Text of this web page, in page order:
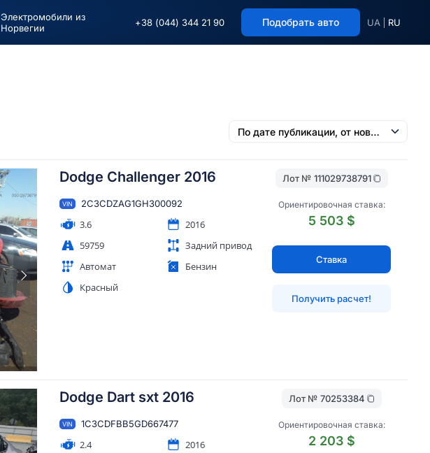
Электромобили из
Норвегии
+38 (044) 344 21 90 Подобрать авто UA RU
Dodge Challenger 2016
VIN 2C3CDZAG1GH300092
3.6
2016
59759
Задний привод
Автомат
Бензин
Красный
Лот № 111029738791
Ориентировочная ставка:
5 503 $
Ставка
Получить расчет!
Dodge Dart sxt 2016
VIN 1C3CDFBB5GD667477
2.4
2016
Лот № 70253384
Ориентировочная ставка:
2 203 $